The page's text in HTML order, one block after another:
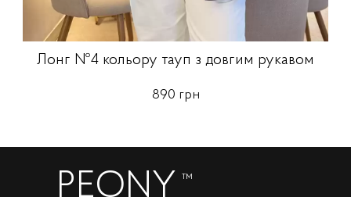
Лонг №4 кольору тауп з довгим рукавом
890 грн
PEONY ™